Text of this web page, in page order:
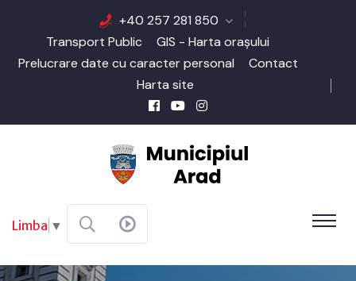
+40 257 281 850
Transport Public
GIS - Harta orașului
Prelucrare date cu caracter personal
Contact
Harta site
Limba ▼